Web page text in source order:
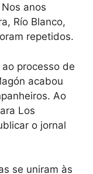
anos
Río Blanco,
repetidos.
processo de
acabou
Ao
Los
o jornal
se uniram às